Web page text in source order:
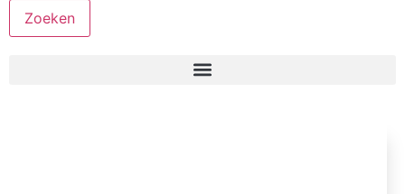
Zoeken